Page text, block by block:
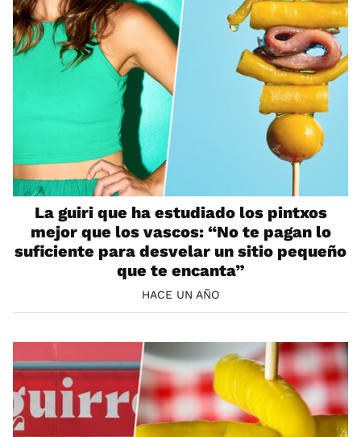
La guiri que ha estudiado los pintxos
mejor que los vascos: “No te pagan lo
suficiente para desvelar un sitio pequeño
que te encanta”
HACE UN AÑO